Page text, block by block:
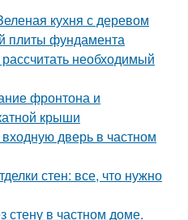
кухня с деревом
плиты фундамента
необходимый
фронтона и
крыши
дверь в частном
стен: все, что нужно
стену в частном доме.